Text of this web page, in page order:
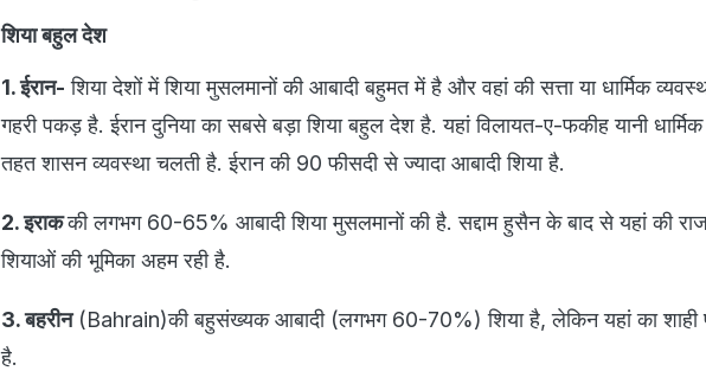
शिया बहुल देश
1. ईरान- शिया देशों में शिया मुसलमानों की आबादी बहुमत में है और वहां की सत्ता या धार्मिक
गहरी पकड़ है. ईरान दुनिया का सबसे बड़ा शिया बहुल देश है. यहां विलायत-ए-फकीह यानी
तहत शासन व्यवस्था चलती है. ईरान की 90 फीसदी से ज्यादा आबादी शिया है.
2. इराककी लगभग 60-65% आबादी शिया मुसलमानों की है. सद्दाम हुसैन के बाद से यहां की
शियाओं की भूमिका अहम रही है.
3. बहरीन(Bahrain)की बहुसंख्यक आबादी (लगभग 60-70%) शिया है, लेकिन यहां का शाही
है.